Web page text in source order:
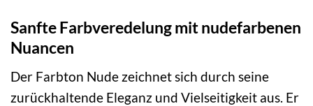
Sanfte Farbveredelung mit nudefarbenen
Nuancen
Der Farbton Nude zeichnet sich durch seine
zurückhaltende Eleganz und Vielseitigkeit aus. Er